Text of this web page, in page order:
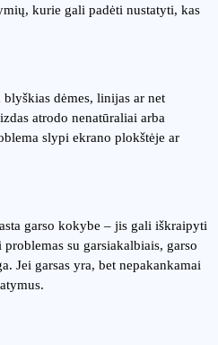
kurie gali padėti nustatyti, kas
dėmes, linijas ar net
atrodo nenatūraliai arba
slypi ekrano plokštėje ar
garso kokybe – jis gali iškraipyti
su garsiakalbiais, garso
Jei garsas yra, bet nepakankamai